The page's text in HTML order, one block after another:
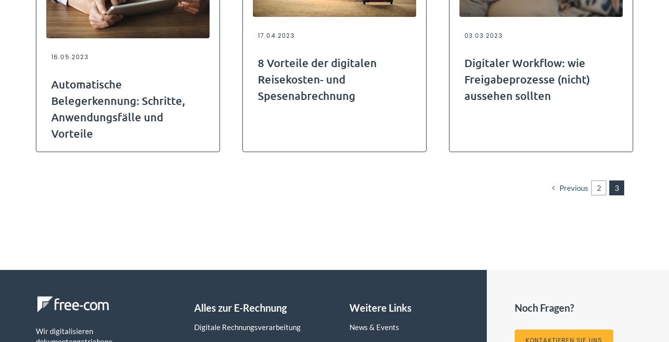
16.05.2023
Automatische
Belegerkennung: Schritte,
Anwendungsfälle und
Vorteile
17.04.2023
8 Vorteile der digitalen
Reisekosten- und
Spesenabrechnung
03.03.2023
Digitaler Workflow: wie
Freigabeprozesse (nicht)
aussehen sollten
Previous 2 3
Wir digitalisieren
Alles zur E-Rechnung
Digitale Rechnungsverarbeitung
Weitere Links
News & Events
Noch Fragen?
KONTAKTIEREN SIE UNS